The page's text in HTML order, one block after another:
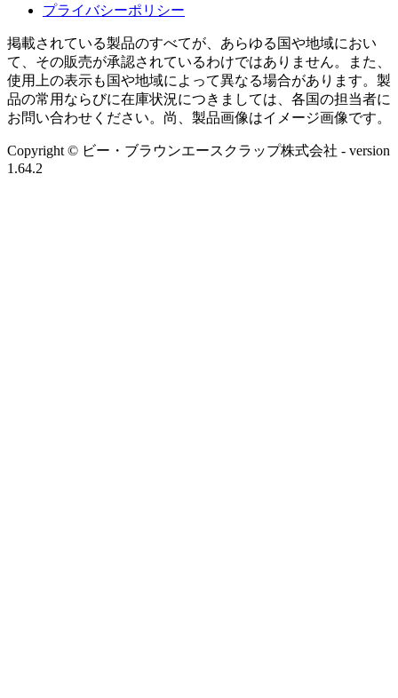
プライバシーポリシー
掲載されている製品のすべてが、あらゆる国や地域におい
て、その販売が承認されているわけではありません。また、
使用上の表示も国や地域によって異なる場合があります。製
品の常用ならびに在庫状況につきましては、各国の担当者に
お問い合わせください。尚、製品画像はイメージ画像です。
Copyright © ビー・ブラウンエースクラップ株式会社 - version
1.64.2